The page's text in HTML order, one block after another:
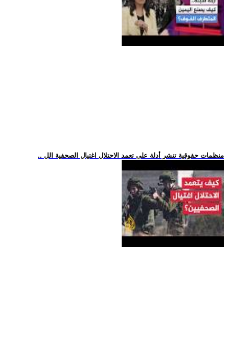
.. منظمات حقوقية تنشر أدلة على تعمد الاحتلال اغتيال الصحفية الل